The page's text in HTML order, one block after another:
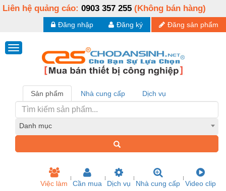
Liên hệ quảng cáo: 0903 357 255 (Không bán hàng)
Đăng sản phẩm
Đăng ký
Đăng nhập
Sản phẩm Nhà cung cấp Dịch vụ
Danh mục
Việc làm Cần mua Dịch vụ Nhà cung cấp Video clip